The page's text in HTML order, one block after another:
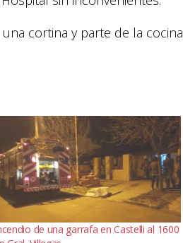
cortina y parte de la cocina
de una garrafa en Castelli al 1600